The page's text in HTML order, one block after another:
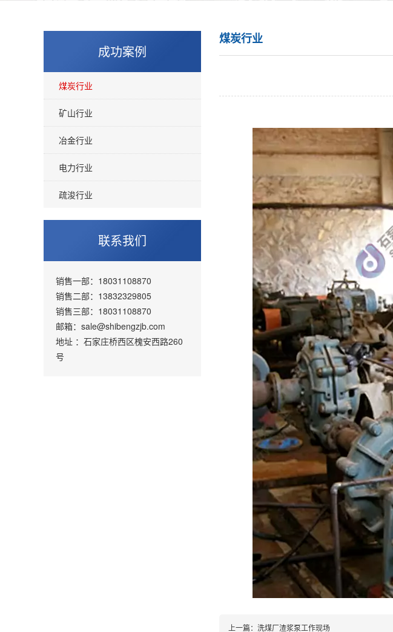
成功案例
煤炭行业
矿山行业
冶金行业
电力行业
疏浚行业
联系我们
销售一部：18031108870
销售二部：13832329805
销售三部：18031108870
邮箱：sale@shibengzjb.com
地址 ：石家庄桥西区槐安西路260
号
煤炭行业
上一篇：洗煤厂渣浆泵工作现场